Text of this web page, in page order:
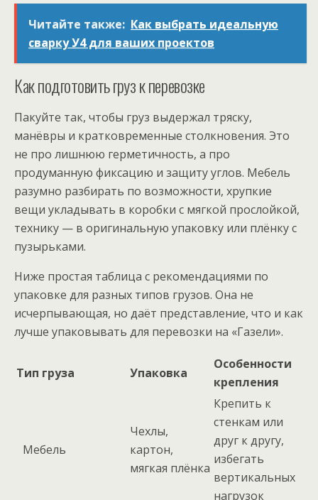
Читайте также: Как выбрать идеальную
сварку У4 для ваших проектов
Как подготовить груз к перевозке
Пакуйте так, чтобы груз выдержал тряску,
манёвры и кратковременные столкновения. Это
не про лишнюю герметичность, а про
продуманную фиксацию и защиту углов. Мебель
разумно разбирать по возможности, хрупкие
вещи укладывать в коробки с мягкой прослойкой,
технику — в оригинальную упаковку или плёнку с
пузырьками.
Ниже простая таблица с рекомендациями по
упаковке для разных типов грузов. Она не
исчерпывающая, но даёт представление, что и как
лучше упаковывать для перевозки на «Газели».
Тип груза Упаковка
Особенности
крепления
Мебель
Чехлы,
картон,
мягкая плёнка
Крепить к
стенкам или
друг к другу,
избегать
вертикальных
нагрузок